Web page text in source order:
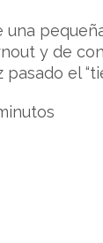
y de
el